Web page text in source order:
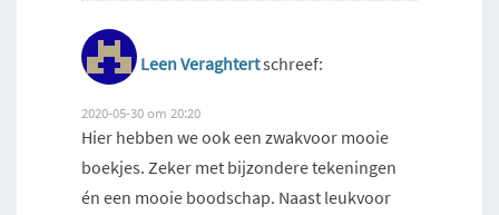
Leen Veraghtertschreef:
2020-05-30 om 20:20
Hier hebben we ook een zwakvoor mooie
boekjes. Zeker met bijzondere tekeningen
én een mooie boodschap. Naast leukvoor